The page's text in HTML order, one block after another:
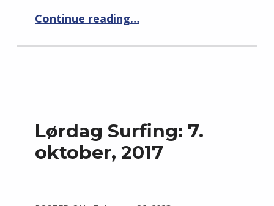
Continue reading“Mød Mac Fashion Fanatic fra Mac Women Collection samt hendes plukkede purples samt pink”
…
Lørdag Surfing: 7.
oktober, 2017